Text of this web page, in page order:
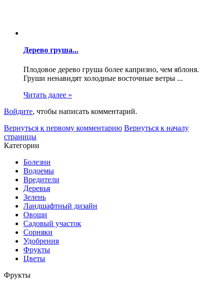
Дерево груша...
Плодовое дерево груша более капризно, чем яблоня.
Груши ненавидят холодные восточные ветры ...
Читать далее »
Войдите, чтобы написать комментарий.
Вернуться к первому комментарию Вернуться к началу
страницы
Категории
Болезни
Водоемы
Вредители
Деревья
Зелень
Ландшафтный дизайн
Овощи
Садовый участок
Сорняки
Удобрения
Фрукты
Цветы
Фрукты